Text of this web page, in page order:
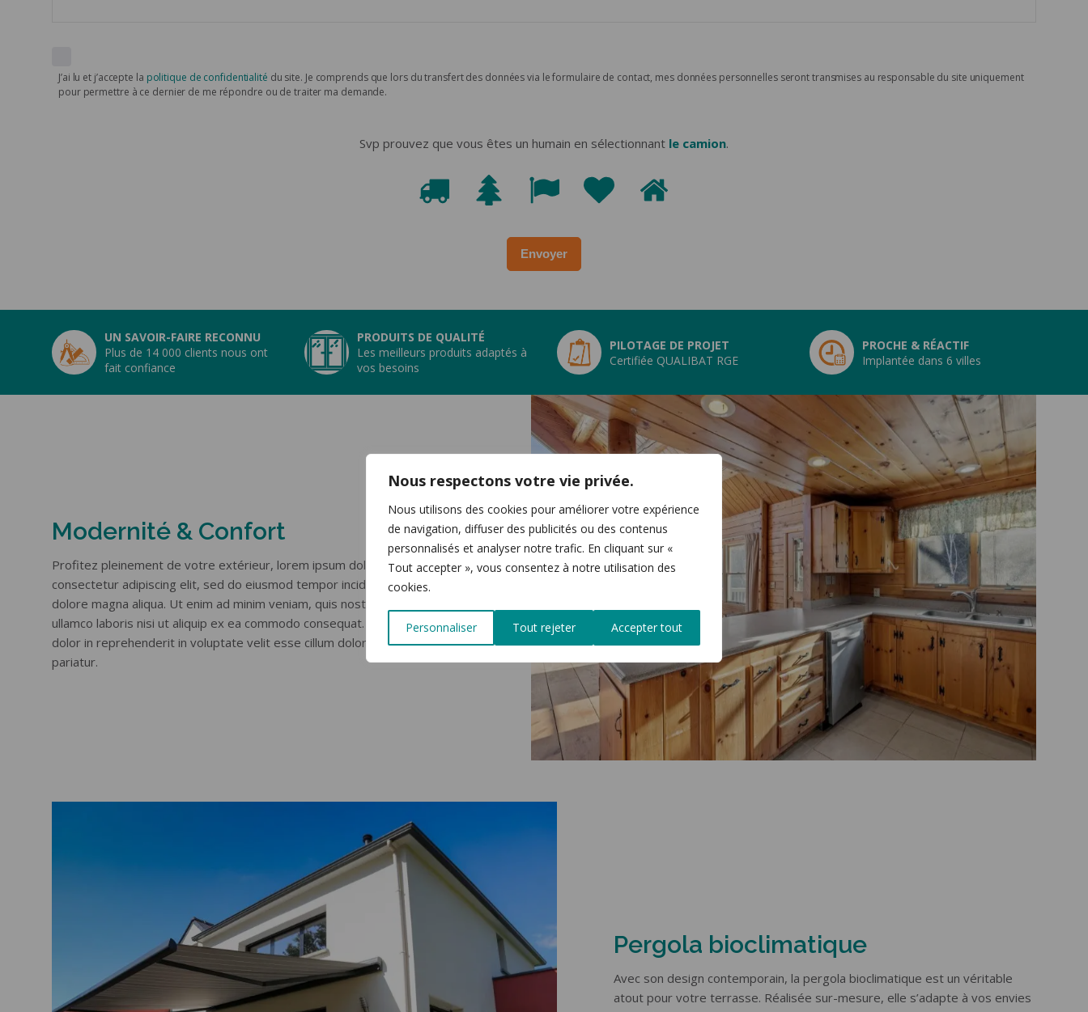
Nous respectons votre vie privée.
Nous utilisons des cookies pour améliorer votre expérience
de navigation, diffuser des publicités ou des contenus
personnalisés et analyser notre trafic. En cliquant sur «
Tout accepter », vous consentez à notre utilisation des
cookies.
Personnaliser Tout rejeter Accepter tout
J’ai lu et j’accepte la politique de confidentialité du site. Je comprends que lors du transfert des données via le formulaire de contact, mes données personnelles seront transmises au responsable du site uniquement
pour permettre à ce dernier de me répondre ou de traiter ma demande.
Svp prouvez que vous êtes un humain en sélectionnant le camion.
prouvez
en
sélectionnant
le
camion.
1 2 3 4 5
Envoyer
UN SAVOIR-FAIRE RECONNU
Plus de 14 000 clients nous ont
fait confiance
PRODUITS DE QUALITÉ
Les meilleurs produits adaptés à
vos besoins
PILOTAGE DE PROJET
Certifiée QUALIBAT RGE
PROCHE & RÉACTIF
Implantée dans 6 villes
Modernité & Confort
Profitez pleinement de votre extérieur, lorem ipsum dolor sit amet,
consectetur adipiscing elit, sed do eiusmod tempor incididunt ut labore et
dolore magna aliqua. Ut enim ad minim veniam, quis nostrud exercitation
ullamco laboris nisi ut aliquip ex ea commodo consequat. Duis aute irure
dolor in reprehenderit in voluptate velit esse cillum dolore eu fugiat nulla
pariatur.
pulsa
content/themes/twentytwenty/templates/hok-
https://rspa.stebilampung.ac.id/lompat/
https://bkd.stkipkieraha.ac.id/nihh/
https://sirs.kemkes.go.id/fo/dokumen_rsp/data/
https://sirs.kemkes.go.id/rspxxx/lib/
https://sirs.kemkes.go.id/fo/assets/geospasial/app/
Pergola bioclimatique
Avec son design contemporain, la pergola bioclimatique est un véritable
atout pour votre terrasse. Réalisée sur-mesure, elle s’adapte à vos envies